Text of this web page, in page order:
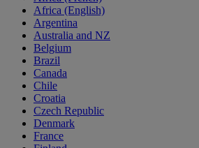
Africa (English)
Argentina
Australia and NZ
Belgium
Brazil
Canada
Chile
Croatia
Czech Republic
Denmark
France